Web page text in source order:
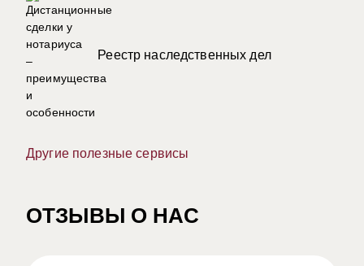
Реестр наследственных дел
Другие полезные сервисы
ОТЗЫВЫ О НАС